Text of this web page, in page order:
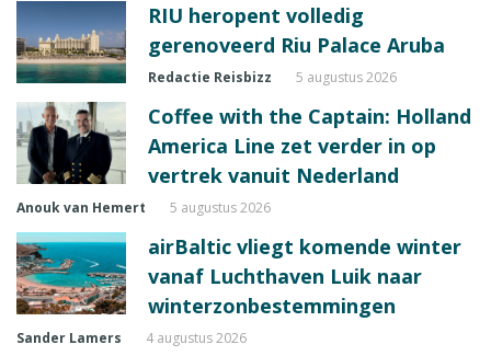
RIU heropent volledig
gerenoveerd Riu Palace Aruba
Redactie Reisbizz 5 augustus 2026
Coffee with the Captain: Holland
America Line zet verder in op
vertrek vanuit Nederland
Anouk van Hemert 5 augustus 2026
airBaltic vliegt komende winter
vanaf Luchthaven Luik naar
winterzonbestemmingen
Sander Lamers 4 augustus 2026